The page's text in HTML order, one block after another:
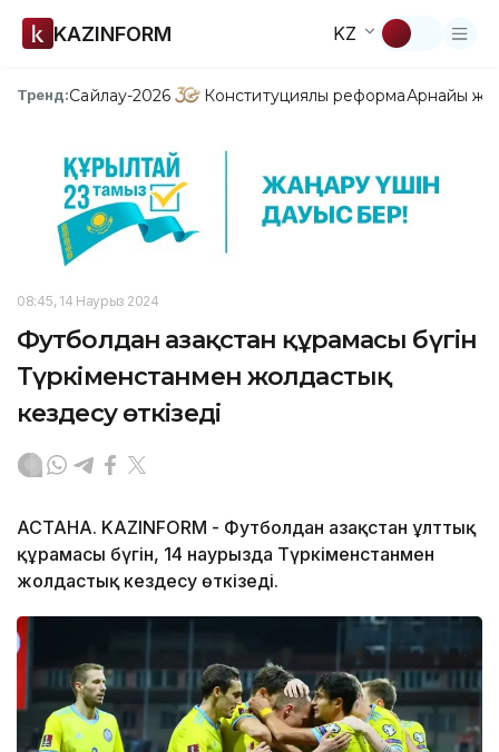
KAZINFORM KZ
Тренд:Сайлау-2026 Конституциялық реформаАрнайы
08:45, 14 Наурыз 2024
Футболдан Қазақстан құрамасы бүгін
Түркіменстанмен жолдастық
кездесу өткізеді
АСТАНА. KAZINFORM - Футболдан Қазақстан ұлттық
құрамасы бүгін, 14 наурызда Түркіменстанмен
жолдастық кездесу өткізеді.